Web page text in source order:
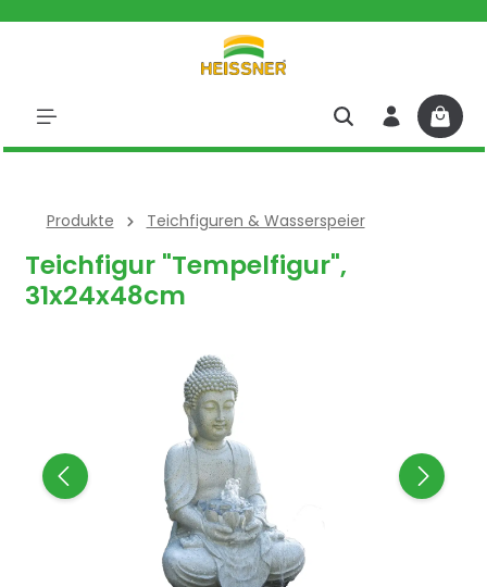
Produkte Teichfiguren & Wasserspeier
Teichfigur "Tempelfigur",
31x24x48cm
Bildergalerie überspringen